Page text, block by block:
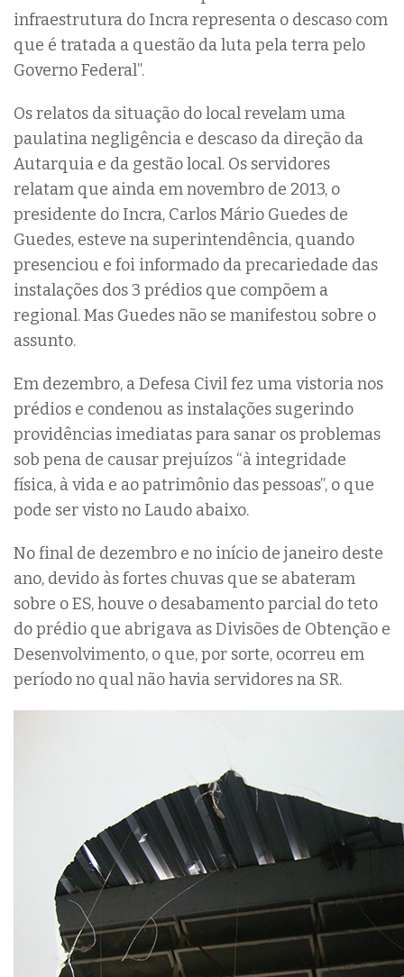
infraestrutura do Incra representa o descaso com
que é tratada a questão da luta pela terra pelo
Governo Federal”.
Os relatos da situação do local revelam uma
paulatina negligência e descaso da direção da
Autarquia e da gestão local. Os servidores
relatam que ainda em novembro de 2013, o
presidente do Incra, Carlos Mário Guedes de
Guedes, esteve na superintendência, quando
presenciou e foi informado da precariedade das
instalações dos 3 prédios que compõem a
regional. Mas Guedes não se manifestou sobre o
assunto.
Em dezembro, a Defesa Civil fez uma vistoria nos
prédios e condenou as instalações sugerindo
providências imediatas para sanar os problemas
sob pena de causar prejuízos “à integridade
física, à vida e ao patrimônio das pessoas”, o que
pode ser visto no Laudo abaixo.
No final de dezembro e no início de janeiro deste
ano, devido às fortes chuvas que se abateram
sobre o ES, houve o desabamento parcial do teto
do prédio que abrigava as Divisões de Obtenção e
Desenvolvimento, o que, por sorte, ocorreu em
período no qual não havia servidores na SR.